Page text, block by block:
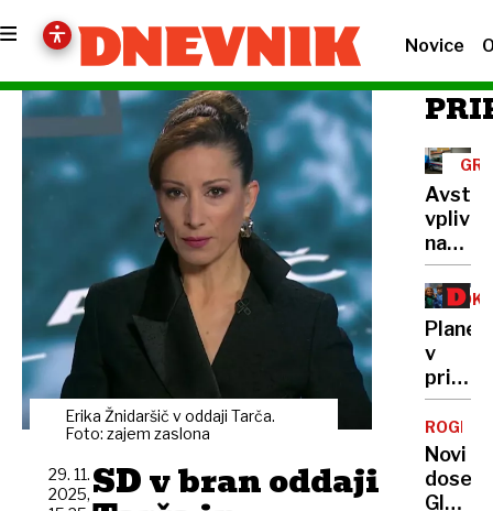
Novice
Erika Žnidaršič v oddaji Tarča.
Foto: zajem zaslona
SD v bran oddaji
29. 11.
2025,
našli
v
gozdu
Planet
v
goriv
Novi